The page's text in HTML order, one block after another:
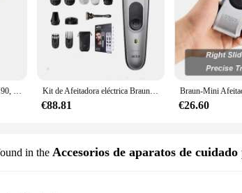
Afeitadora eléctrica Braun M90, recortadora de afeitado móvil, máquina de afeitar lavable para moldeo de barba, batería seca, maquinilla de afeitar eléctrica portátil Kit de Afeitadora eléctrica Braun 10 en 1 Serie 7 MGK7420, Kit de estilismo, cortadora de pelo, cortadora de pelo de oreja y nariz, afeitadora, depiladora
€88.81 €26.60
in the Accesorios de aparatos de cuidado